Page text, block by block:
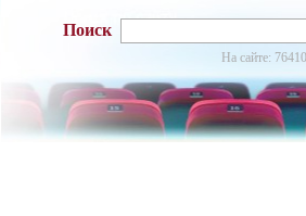
Поиск
На сайте: